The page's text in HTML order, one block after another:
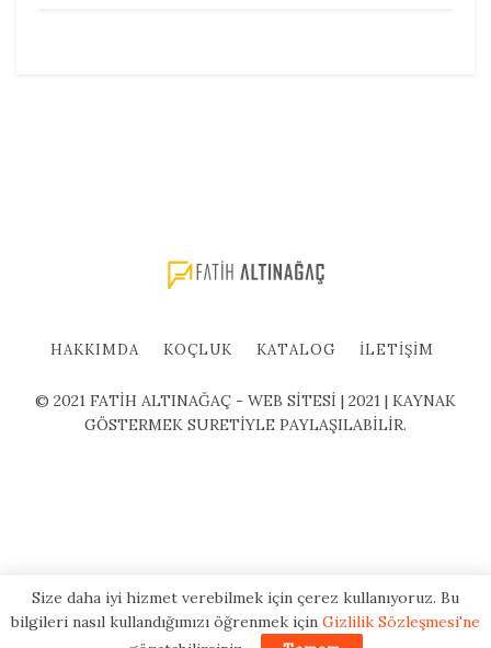
HAKKIMDA KOÇLUK KATALOG İLETIŞIM
© 2021 FATİH ALTINAĞAÇ - WEB SİTESİ | 2021 | KAYNAK
GÖSTERMEK SURETİYLE PAYLAŞILABİLİR.
Size daha iyi hizmet verebilmek için çerez kullanıyoruz. Bu
bilgileri nasıl kullandığımızı öğrenmek için Gizlilik Sözleşmesi'ne